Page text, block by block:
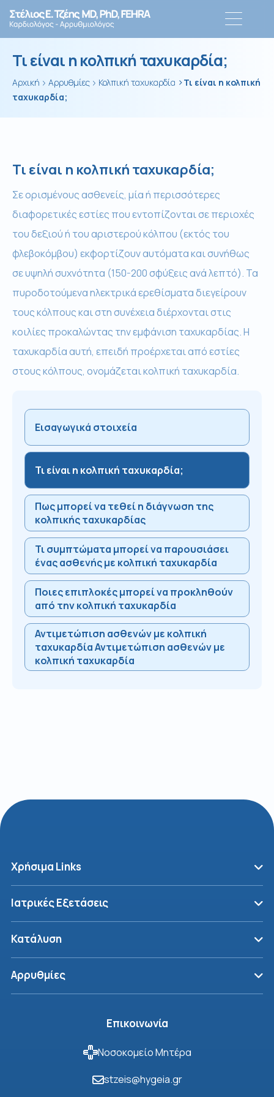
Τι είναι η κολπική ταχυκαρδία;
Αρχική Αρρυθμίες Κολπική ταχυκαρδία >Τι είναι η κολπική
ταχυκαρδία;
Τι είναι η κολπική ταχυκαρδία;
Σε ορισμένους ασθενείς, μία ή περισσότερες
διαφορετικές εστίες που εντοπίζονται σε περιοχές
του δεξιού ή του αριστερού κόλπου (εκτός του
φλεβοκόμβου) εκφορτίζουν αυτόματα και συνήθως
σε υψηλή συχνότητα (150-200 σφύξεις ανά λεπτό). Τα
πυροδοτούμενα ηλεκτρικά ερεθίσματα διεγείρουν
τους κόλπους και στη συνέχεια διέρχονται στις
κοιλίες προκαλώντας την εμφάνιση ταχυκαρδίας. Η
ταχυκαρδία αυτή, επειδή προέρχεται από εστίες
στους κόλπους, ονομάζεται κολπική ταχυκαρδία.
Εισαγωγικά στοιχεία
Τι είναι η κολπική ταχυκαρδία;
Πως μπορεί να τεθεί η διάγνωση της
κολπικής ταχυκαρδίας
Τι συμπτώματα μπορεί να παρουσιάσει
ένας ασθενής με κολπική ταχυκαρδία
Ποιες επιπλοκές μπορεί να προκληθούν
από την κολπική ταχυκαρδία
Αντιμετώπιση ασθενών με κολπική
ταχυκαρδία Αντιμετώπιση ασθενών με
κολπική ταχυκαρδία
Χρήσιμα Links
Ιατρικές Εξετάσεις
Κατάλυση
Αρρυθμίες
Eπικοινωνία
Νοσοκομείο Μητέρα
stzeis@hygeia.gr